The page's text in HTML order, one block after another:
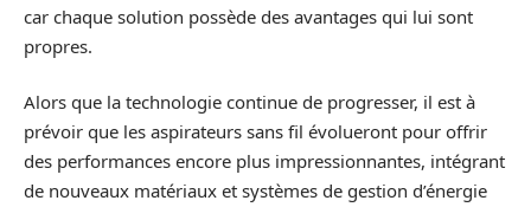
car chaque solution possède des avantages qui lui sont
propres.
Alors que la technologie continue de progresser, il est à
prévoir que les aspirateurs sans fil évolueront pour offrir
des performances encore plus impressionnantes, intégrant
de nouveaux matériaux et systèmes de gestion d’énergie